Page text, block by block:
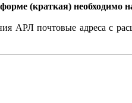
(краткая) необходимо
АРЛ почтовые адреса с